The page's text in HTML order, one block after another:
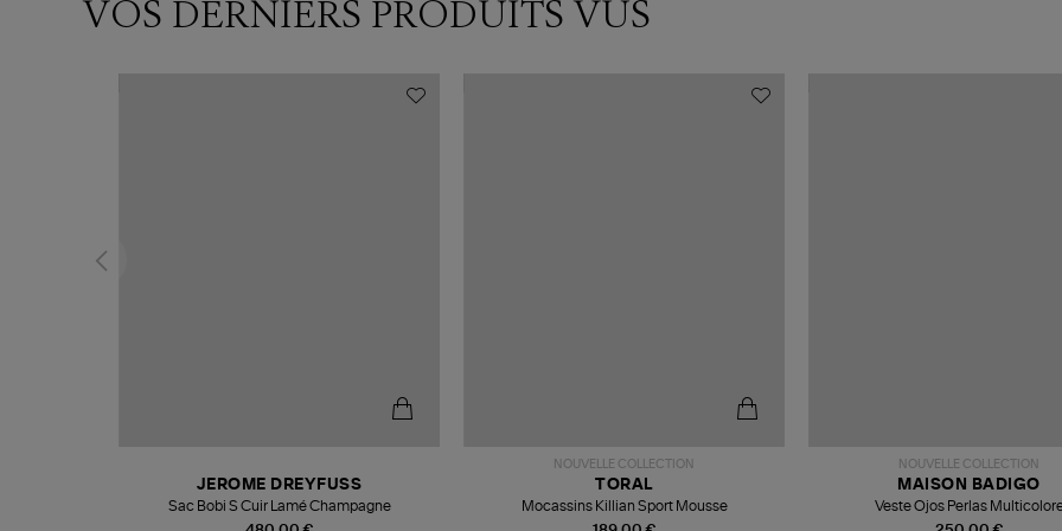
VOS DERNIERS PRODUITS VUS
JEROME DREYFUSS
Sac Bobi S Cuir Lamé Champagne
NOUVELLE COLLECTION
TORAL
Mocassins Killian Sport Mousse
NOUVELLE COLLECTION
MAISON BADIGO
Veste Ojos Perlas